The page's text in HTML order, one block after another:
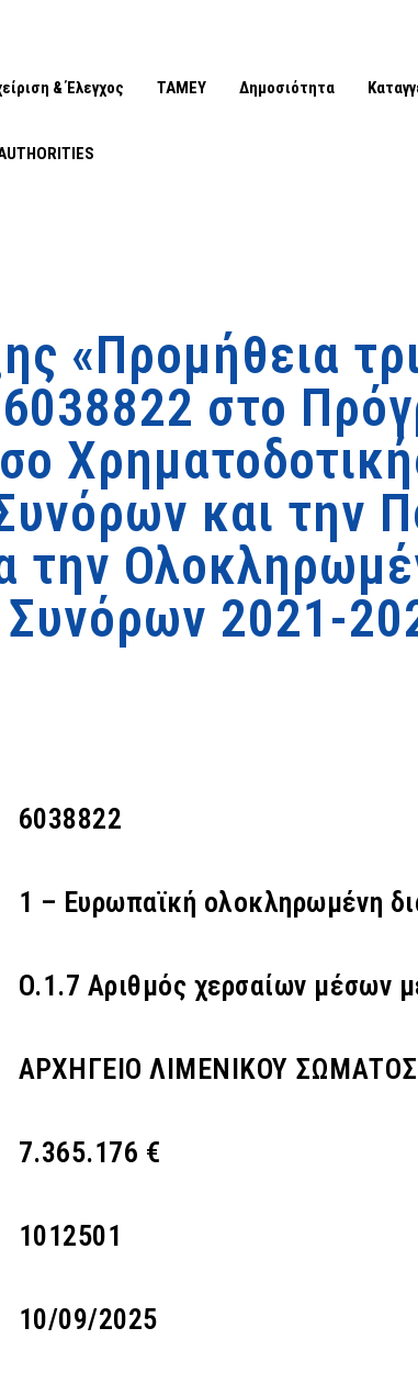
& Έλεγχος ΤΑΜΕΥ Δημοσιότητα
«Προμήθεια
στο
και την
την
Συνόρων 2021-
6038822
1 – Ευρωπαϊκή ολοκληρωμένη
O.1.7 Αριθμός χερσαίων μέσων
ΑΡΧΗΓΕΙΟ ΛΙΜΕΝΙΚΟΥ
7.365.176 €
1012501
10/09/2025